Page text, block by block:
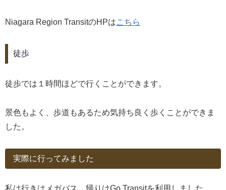
Niagara Region TransitのHPはこちら
徒歩
徒歩では１時間ほどで行くことができます。
景色もよく、歩道もあるため気持ち良く歩くことができま
した。
実際に行ってみました